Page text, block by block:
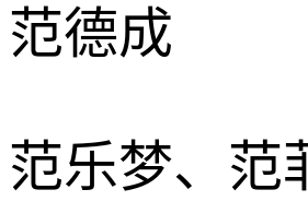
范德成
范乐梦、范